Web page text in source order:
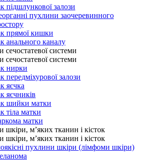
підшлункової залози
пухлини заочеревинного
прямої кишки
анального каналу
системи
системи
нирки
передміхурової залози
яєчка
яєчників
шийки матки
тіла матки
матки
шкіри, м’яких тканин і кісток
шкіри, м’яких тканин і кісток
пухлини шкіри (лімфоми шкіри)